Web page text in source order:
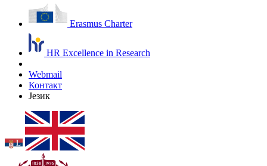
Erasmus Charter
HR Excellence in Research
Webmail
Контакт
Језик